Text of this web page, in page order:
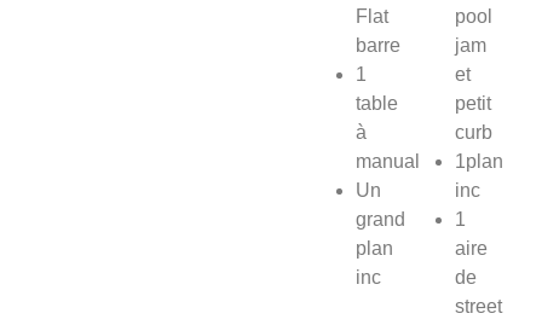
Flat
barre
1
table
à
manual
Un
grand
plan
inc
pool
jam
et
petit
curb
1plan
inc
1
aire
de
street